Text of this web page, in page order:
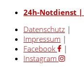
24h-Notdienst |
Datenschutz |
Impressum |
Facebook
|
Instagram